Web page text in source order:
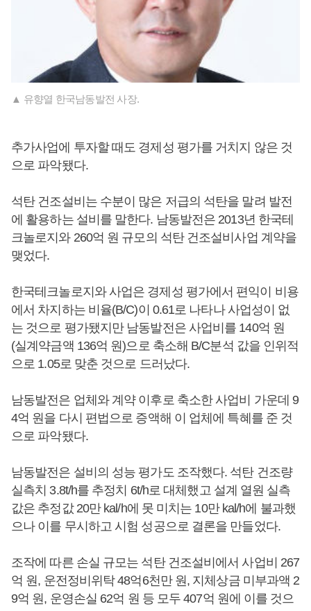
▲ 유향열 한국남동발전 사장.
추가사업에 투자할 때도 경제성 평가를 거치지 않은 것
으로 파악됐다.
석탄 건조설비는 수분이 많은 저급의 석탄을 말려 발전
에 활용하는 설비를 말한다. 남동발전은 2013년 한국테
크놀로지와 260억 원 규모의 석탄 건조설비사업 계약을
맺었다.
한국테크놀로지와 사업은 경제성 평가에서 편익이 비용
에서 차지하는 비율(B/C)이 0.61로 나타나 사업성이 없
는 것으로 평가됐지만 남동발전은 사업비를 140억 원
(실계약금액 136억 원)으로 축소해 B/C분석 값을 인위적
으로 1.05로 맞춘 것으로 드러났다.
남동발전은 업체와 계약 이후로 축소한 사업비 가운데 9
4억 원을 다시 편법으로 증액해 이 업체에 특혜를 준 것
으로 파악됐다.
남동발전은 설비의 성능 평가도 조작했다. 석탄 건조량
실측치 3.8t/h를 추정치 6t/h로 대체했고 설계 열원 실측
값은 추정값 20만 kal/h에 못 미치는 10만 kal/h에 불과했
으나 이를 무시하고 시험 성공으로 결론을 만들었다.
조작에 따른 손실 규모는 석탄 건조설비에서 사업비 267
억 원, 운전정비위탁 48억6천만 원, 지체상금 미부과액 2
9억 원, 운영손실 62억 원 등 모두 407억 원에 이를 것으